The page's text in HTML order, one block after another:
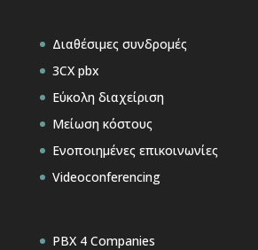
Διαθέσιμες συνδρομές
3CX pbx
Εύκολη διαχείριση
Μείωση κόστους
Ενοποιημένες επικοινωνίες
Videoconferencing
PBX 4 Companies